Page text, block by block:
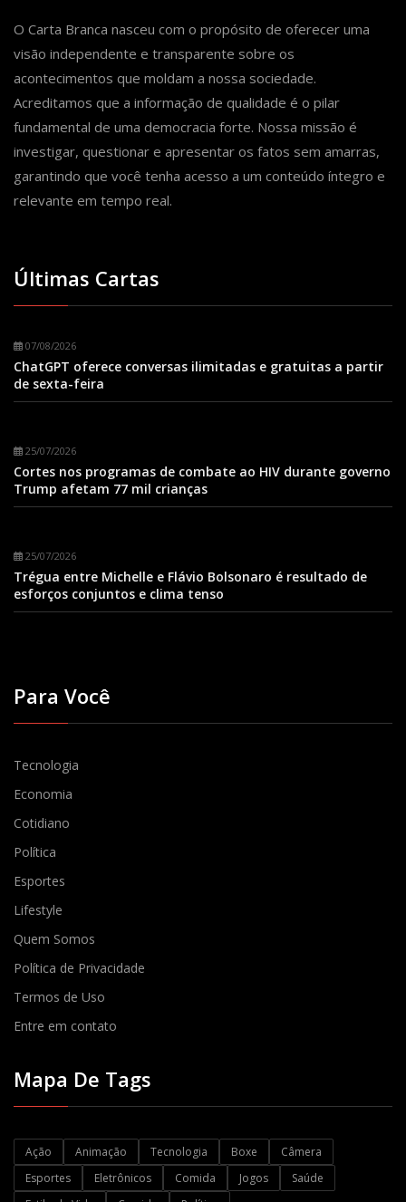
O Carta Branca nasceu com o propósito de oferecer uma
visão independente e transparente sobre os
acontecimentos que moldam a nossa sociedade.
Acreditamos que a informação de qualidade é o pilar
fundamental de uma democracia forte. Nossa missão é
investigar, questionar e apresentar os fatos sem amarras,
garantindo que você tenha acesso a um conteúdo íntegro e
relevante em tempo real.
Últimas Cartas
07/08/2026
ChatGPT oferece conversas ilimitadas e gratuitas a partir
de sexta-feira
25/07/2026
Cortes nos programas de combate ao HIV durante governo
Trump afetam 77 mil crianças
25/07/2026
Trégua entre Michelle e Flávio Bolsonaro é resultado de
esforços conjuntos e clima tenso
Para Você
Tecnologia
Economia
Cotidiano
Política
Esportes
Lifestyle
Quem Somos
Política de Privacidade
Termos de Uso
Entre em contato
Mapa De Tags
Ação Animação Tecnologia Boxe
Câmera
Esportes
Eletrônicos Comida Jogos
Saúde